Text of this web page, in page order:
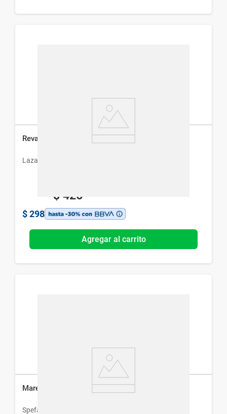
Revalidan x 20 Comp
Lazar
$ 426
$ 298
Agregar al carrito
Marenol Jarabe x 30 ml
Spefar